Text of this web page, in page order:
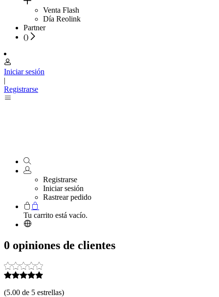
Venta Flash
Día Reolink
Partner
()
Iniciar sesión
|
Registrarse
Registrarse
Iniciar sesión
Rastrear pedido
Tu carrito está vacío.
0 opiniones de clientes
(5.00 de 5 estrellas)